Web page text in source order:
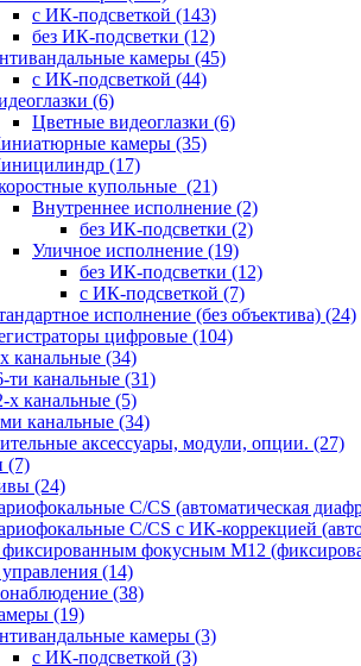
с ИК-подсветкой (143)
без ИК-подсветки (12)
камеры (45)
с ИК-подсветкой (44)
(6)
Цветные видеоглазки (6)
камеры (35)
(17)
купольные (21)
Внутреннее исполнение (2)
без ИК-подсветки (2)
Уличное исполнение (19)
без ИК-подсветки (12)
с ИК-подсветкой (7)
исполнение (без объектива) (24)
цифровые (104)
канальные (34)
ти канальные (31)
х канальные (5)
канальные (34)
аксессуары, модули, опции. (27)
(7)
(24)
C/CS (автоматическая
C/CS с ИК-коррекцией
фокусным М12
(14)
(38)
(19)
камеры (3)
с ИК-подсветкой (3)